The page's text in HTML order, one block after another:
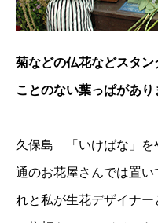
菊などの仏花などスタ
ことのない葉っぱがあり
久保島 「いけばな」を
通のお花屋さんでは置
れと私が生花デザイナ